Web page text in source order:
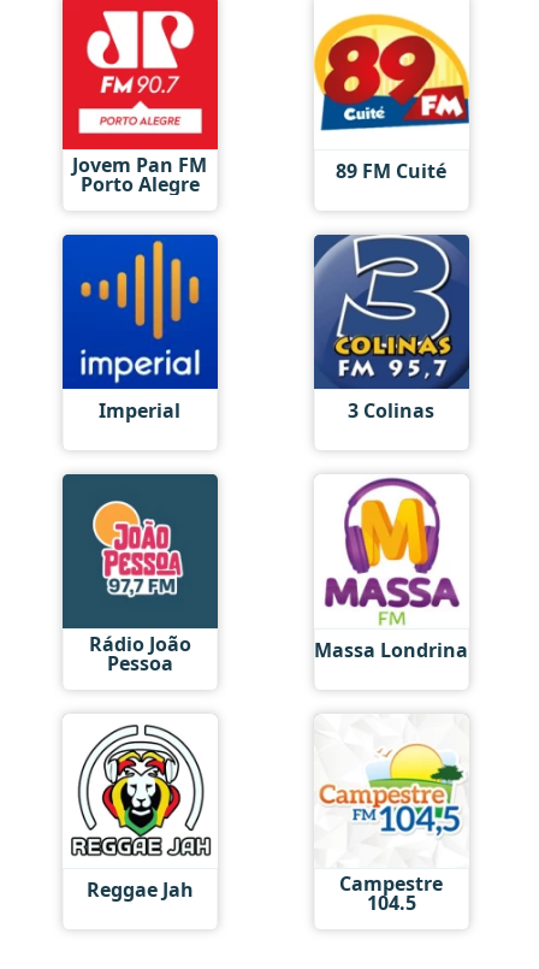
Jovem Pan FM
Porto Alegre 89 FM Cuité
Imperial 3 Colinas
Rádio João
Pessoa Massa Londrina
Reggae Jah Campestre
104.5